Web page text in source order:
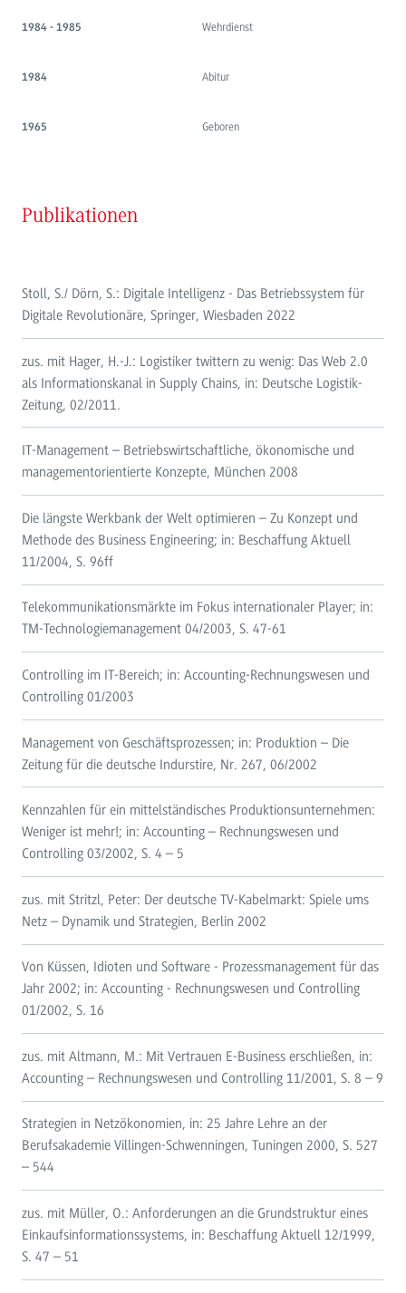
1984 - 1985 Wehrdienst
1984 Abitur
1965 Geboren
Publikationen
Stoll, S./ Dörn, S.: Digitale Intelligenz - Das Betriebssystem für
Digitale Revolutionäre, Springer, Wiesbaden 2022
zus. mit Hager, H.-J.: Logistiker twittern zu wenig: Das Web 2.0
als Informationskanal in Supply Chains, in: Deutsche Logistik-
Zeitung, 02/2011.
IT-Management – Betriebswirtschaftliche, ökonomische und
managementorientierte Konzepte, München 2008
Die längste Werkbank der Welt optimieren – Zu Konzept und
Methode des Business Engineering; in: Beschaffung Aktuell
11/2004, S. 96ff
Telekommunikationsmärkte im Fokus internationaler Player; in:
TM-Technologiemanagement 04/2003, S. 47-61
Controlling im IT-Bereich; in: Accounting-Rechnungswesen und
Controlling 01/2003
Management von Geschäftsprozessen; in: Produktion – Die
Zeitung für die deutsche Indurstire, Nr. 267, 06/2002
Kennzahlen für ein mittelständisches Produktionsunternehmen:
Weniger ist mehr!; in: Accounting – Rechnungswesen und
Controlling 03/2002, S. 4 – 5
zus. mit Stritzl, Peter: Der deutsche TV-Kabelmarkt: Spiele ums
Netz – Dynamik und Strategien, Berlin 2002
Von Küssen, Idioten und Software - Prozessmanagement für das
Jahr 2002; in: Accounting - Rechnungswesen und Controlling
01/2002, S. 16
zus. mit Altmann, M.: Mit Vertrauen E-Business erschließen, in:
Accounting – Rechnungswesen und Controlling 11/2001, S. 8 – 9
Strategien in Netzökonomien, in: 25 Jahre Lehre an der
Berufsakademie Villingen-Schwenningen, Tuningen 2000, S. 527
– 544
zus. mit Müller, O.: Anforderungen an die Grundstruktur eines
Einkaufsinformationssystems, in: Beschaffung Aktuell 12/1999,
S. 47 – 51